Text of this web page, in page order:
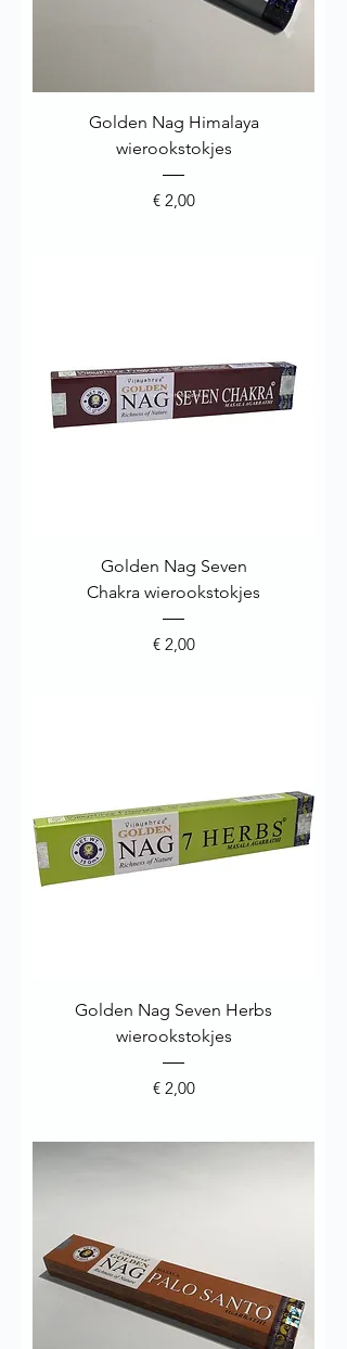
Golden Nag Himalaya
wierookstokjes
Prijs
€ 2,00
Golden Nag Seven
Chakra wierookstokjes
Prijs
€ 2,00
Golden Nag Seven Herbs
wierookstokjes
Prijs
€ 2,00